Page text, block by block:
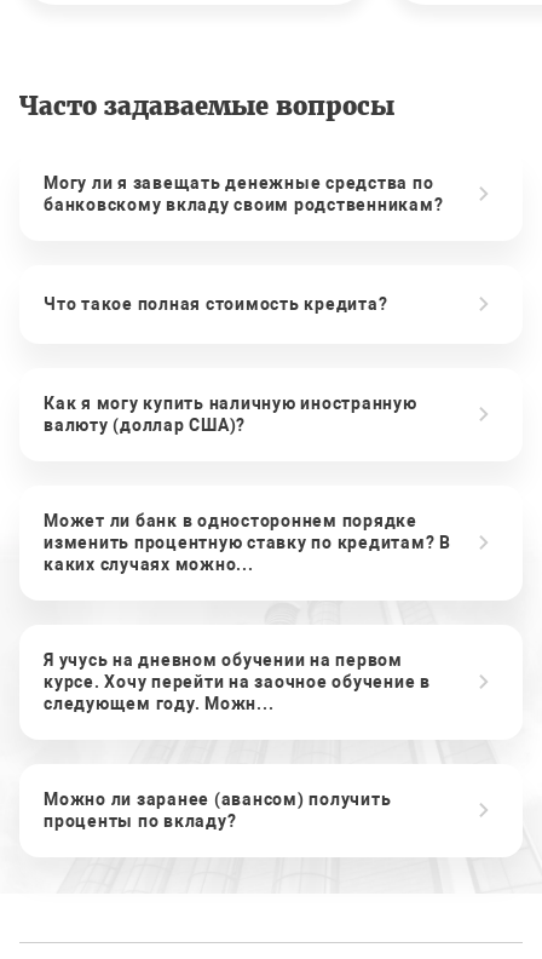
Часто задаваемые вопросы
Могу ли я завещать денежные средства по
банковскому вкладу своим родственникам?
Что такое полная стоимость кредита?
Как я могу купить наличную иностранную
валюту (доллар США)?
Может ли банк в одностороннем порядке
изменить процентную ставку по кредитам? В
каких случаях можно...
Я учусь на дневном обучении на первом
курсе. Хочу перейти на заочное обучение в
следующем году. Можн...
Можно ли заранее (авансом) получить
проценты по вкладу?